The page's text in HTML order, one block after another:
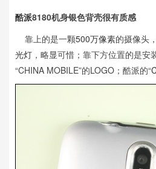
酷派8180机身银色背壳很有质感
靠上的是一颗500万像素的摄像头
光灯 ，略显可惜；靠下方位置的是
“CHINA MOBILE”的LOGO；酷派的“